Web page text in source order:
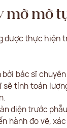
mỡ mỡ
thực hiện
bác sĩ
tính toán
diện trước
hành đo vẽ,